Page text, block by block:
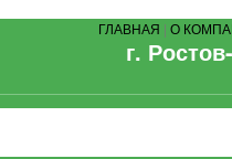
ГЛАВНАЯ | О
г.